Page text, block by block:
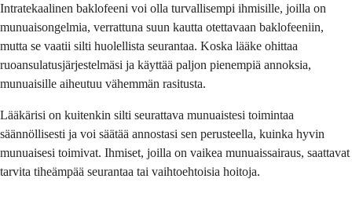
Intratekaalinen baklofeeni voi olla turvallisempi ihmisille, joilla on
munuaisongelmia, verrattuna suun kautta otettavaan baklofeeniin,
mutta se vaatii silti huolellista seurantaa. Koska lääke ohittaa
ruoansulatusjärjestelmäsi ja käyttää paljon pienempiä annoksia,
munuaisille aiheutuu vähemmän rasitusta.
Lääkärisi on kuitenkin silti seurattava munuaistesi toimintaa
säännöllisesti ja voi säätää annostasi sen perusteella, kuinka hyvin
munuaisesi toimivat. Ihmiset, joilla on vaikea munuaissairaus, saattavat
tarvita tiheämpää seurantaa tai vaihtoehtoisia hoitoja.